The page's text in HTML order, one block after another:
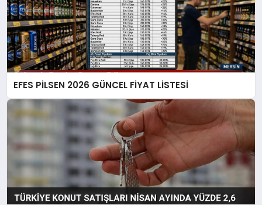
EFES PİLSEN 2026 GÜNCEL FİYAT LİSTESİ